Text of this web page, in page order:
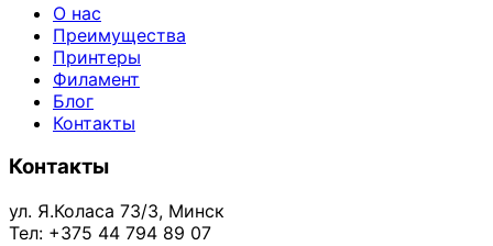
О нас
Преимущества
Принтеры
Филамент
Блог
Контакты
Контакты
ул. Я.Коласа 73/3, Минск
Тел: +375 44 794 89 07